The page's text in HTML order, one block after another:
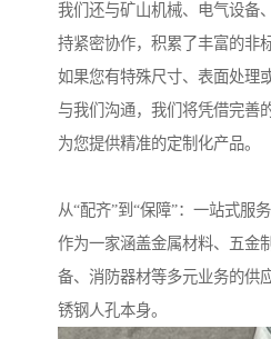
我们还与矿山机械、电气设备
持紧密协作，积累了丰富的非
如果您有特殊尺寸、表面处理
与我们沟通，我们将凭借完善
为您提供精准的定制化产品。
从“配齐”到“保障”：一站式服
作为一家涵盖金属材料、五金
备、消防器材等多元业务的供
锈钢人孔本身。